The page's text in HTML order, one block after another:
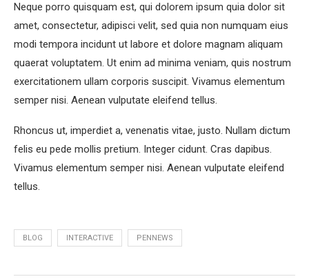
Neque porro quisquam est, qui dolorem ipsum quia dolor sit
amet, consectetur, adipisci velit, sed quia non numquam eius
modi tempora incidunt ut labore et dolore magnam aliquam
quaerat voluptatem. Ut enim ad minima veniam, quis nostrum
exercitationem ullam corporis suscipit. Vivamus elementum
semper nisi. Aenean vulputate eleifend tellus.
Rhoncus ut, imperdiet a, venenatis vitae, justo. Nullam dictum
felis eu pede mollis pretium. Integer cidunt. Cras dapibus.
Vivamus elementum semper nisi. Aenean vulputate eleifend
tellus.
BLOG INTERACTIVE PENNEWS